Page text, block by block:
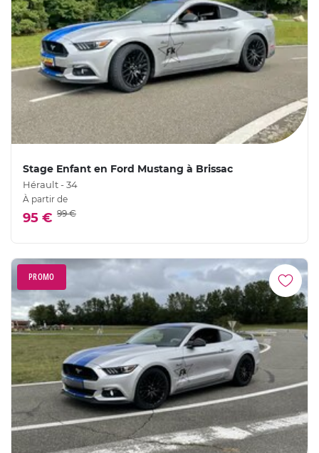
Stage Enfant en Ford Mustang à Brissac
Hérault - 34
À partir de
95 € 99 €
PROMO